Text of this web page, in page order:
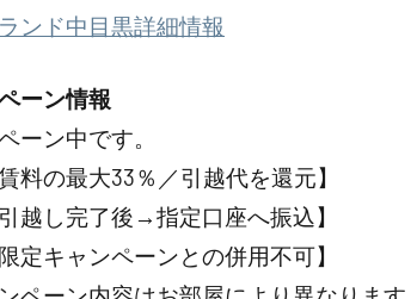
ンド中目黒詳細情報
ーン情報
ーン中です。
料の最大33％／引越代を還元】
越し完了後→指定口座へ振込】
定キャンペーンとの併用不可】